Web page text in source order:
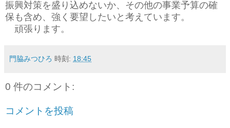
振興対策を盛り込めないか、その他の事業予算の確
保も含め、強く要望したいと考えています。
頑張ります。
門脇みつひろ 時刻: 18:45
0 件のコメント:
コメントを投稿